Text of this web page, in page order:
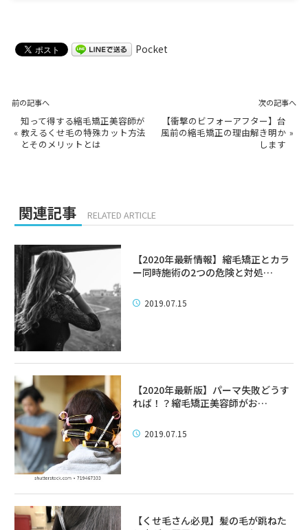
Pocket
前の記事へ
«
知って得する縮毛矯正美容師が
教えるくせ毛の特殊カット方法
とそのメリットとは
次の記事へ
【衝撃のビフォーアフター】台
風前の縮毛矯正の理由解き明か
します
»
関連記事 RELATED ARTICLE
【2020年最新情報】縮毛矯正とカラ
ー同時施術の2つの危険と対処…
2019.07.15
【2020年最新版】パーマ失敗どうす
れば！？縮毛矯正美容師がお…
2019.07.15
【くせ毛さん必見】髪の毛が跳ねた